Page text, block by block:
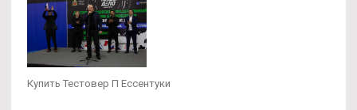
Купить Тестовер П Ессентуки